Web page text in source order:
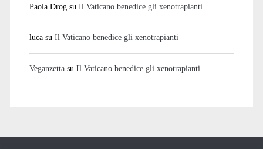
Paola Drogsu Il Vaticano benedice gli xenotrapianti
lucasu Il Vaticano benedice gli xenotrapianti
Veganzettasu Il Vaticano benedice gli xenotrapianti